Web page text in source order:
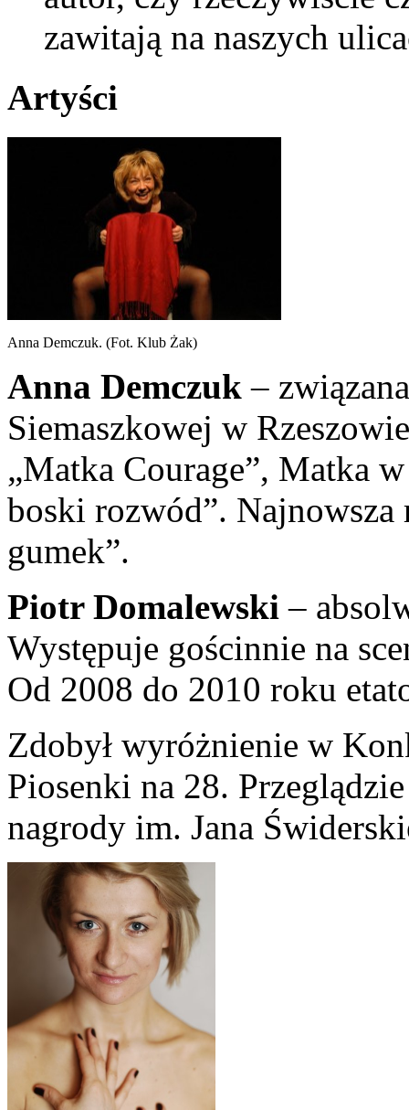
zawitają na naszych
Artyści
Anna Demczuk. (Fot. Klub Żak)
Anna Demczuk –
Siemaszkowej w
„Matka Courage”, Matka
boski rozwód”. Najnowsza
gumek”.
Piotr Domalewski –
Występuje gościnnie na
Od 2008 do 2010 roku
Zdobył wyróżnienie w
Piosenki na 28.
nagrody im. Jana